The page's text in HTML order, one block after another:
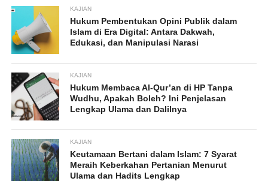
KAJIAN
Hukum Pembentukan Opini Publik dalam
Islam di Era Digital: Antara Dakwah,
Edukasi, dan Manipulasi Narasi
KAJIAN
Hukum Membaca Al-Qur’an di HP Tanpa
Wudhu, Apakah Boleh? Ini Penjelasan
Lengkap Ulama dan Dalilnya
KAJIAN
Keutamaan Bertani dalam Islam: 7 Syarat
Meraih Keberkahan Pertanian Menurut
Ulama dan Hadits Lengkap